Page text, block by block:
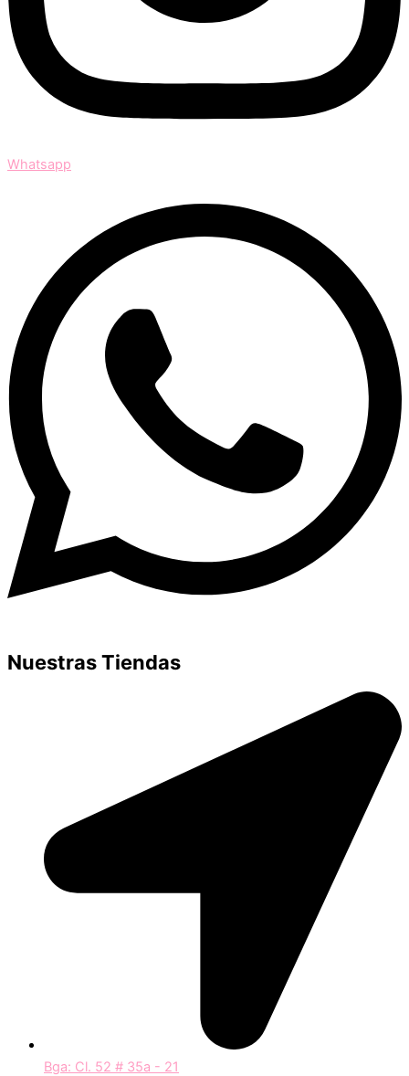
Whatsapp
Nuestras Tiendas
Bga: Cl. 52 # 35a - 21